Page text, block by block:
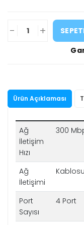
- +
Ürün Açıklaması
Ağ
İletişim
Hızı
300
Ağ
İletişimi
Port
Sayısı
4 Port